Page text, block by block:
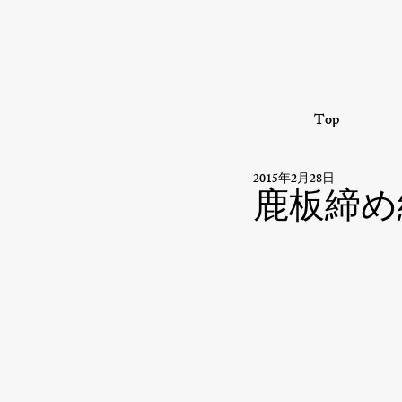
Top
鹿板締
2015年2月28日